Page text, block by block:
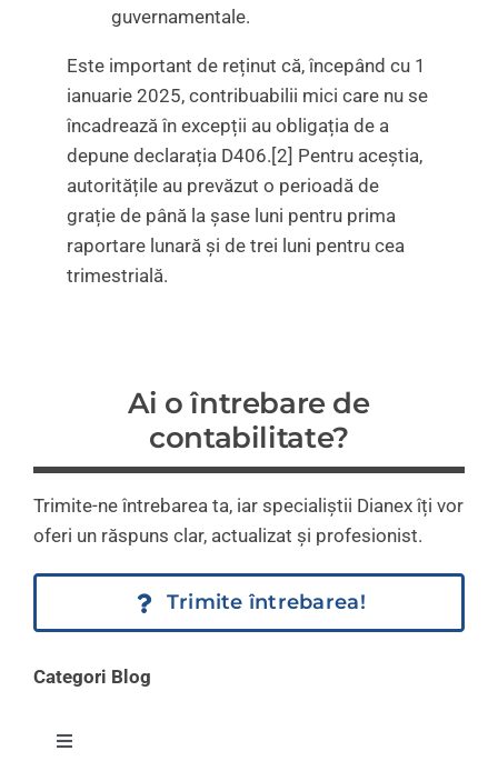
guvernamentale.
Este important de reținut că, începând cu 1
ianuarie 2025, contribuabilii mici care nu se
încadrează în excepții au obligația de a
depune declarația D406.[2] Pentru aceștia,
autoritățile au prevăzut o perioadă de
grație de până la șase luni pentru prima
raportare lunară și de trei luni pentru cea
trimestrială.
Ai o întrebare de
contabilitate?
Trimite-ne întrebarea ta, iar specialiștii Dianex îți vor
oferi un răspuns clar, actualizat și profesionist.
Trimite întrebarea!
Categori Blog
Toggle